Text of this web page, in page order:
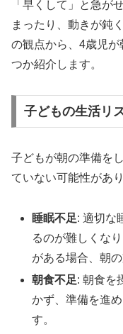
「早くして」と急が
まったり、動きが鈍
の観点から、4歳児が
つか紹介します。
子どもの生活リ
子どもが朝の準備を
ていない可能性があり
睡眠不足: 適切な
るのが難しくな
がある場合、朝
朝食不足: 朝食を
かず、準備を進
す。